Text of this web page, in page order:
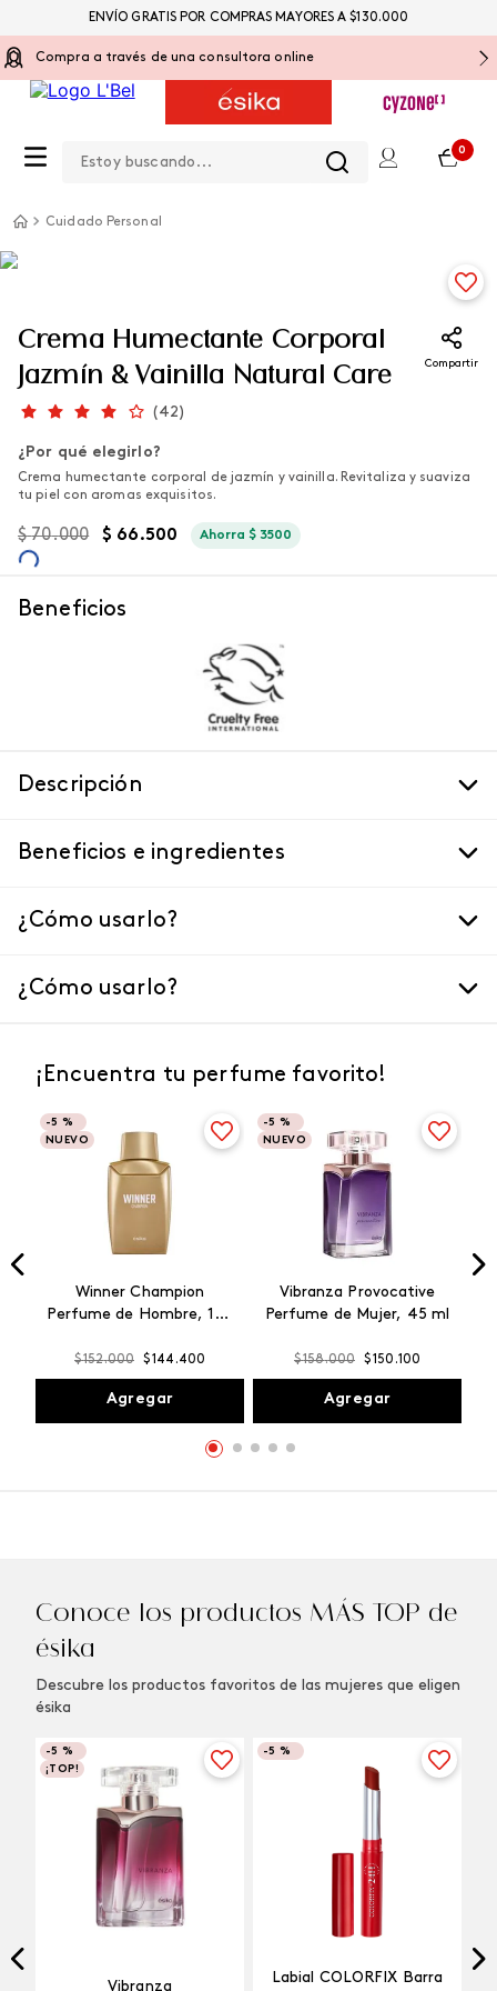
Compra a través de una consultora online
0
ENVÍO GRATIS POR COMPRAS MAYORES A $130.000
Cuidado Personal
Crema Humectante Corporal
Jazmín & Vainilla Natural Care
Compartir
(42)
¿Por qué elegirlo?
Crema humectante corporal de jazmín y vainilla. Revitaliza y suaviza
tu piel con aromas exquisitos.
$ 70.000 $ 66.500 Ahorra$ 3500
Beneficios
Descripción
Beneficios e ingredientes
¿Cómo usarlo?
¿Cómo usarlo?
¡Encuentra tu perfume favorito!
-5 %
NUEVO
Winner Champion
Perfume de Hombre, 100
$152.000 $144 .400
Agregar
-5 %
NUEVO
Vibranza Provocative
Perfume de Mujer, 45 ml
$158.000 $150 .100
Agregar
Conoce los productos MÁS TOP de
ésika
Descubre los productos favoritos de las mujeres que eligen
ésika
-5 %
¡TOP!
Vibranza
-5 %
Labial COLORFIX Barra